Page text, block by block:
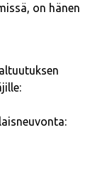
on hänen